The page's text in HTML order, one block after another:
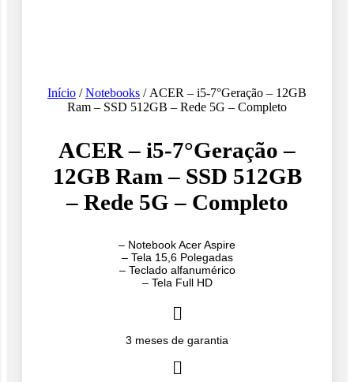
Início /Notebooks / ACER – i5-7°Geração – 12GB
Ram – SSD 512GB – Rede 5G – Completo
ACER – i5-7°Geração –
12GB Ram – SSD 512GB
– Rede 5G – Completo
– Notebook Acer Aspire
– Tela 15,6 Polegadas
– Teclado alfanumérico
– Tela Full HD
3 meses de garantia